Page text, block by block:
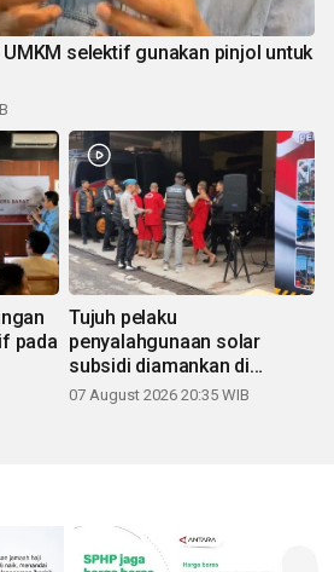
selektif gunakan pinjol untuk
pada
Tujuh pelaku
penyalahgunaan solar
subsidi diamankan di
Sumbar
07 August 2026 20:35 WIB